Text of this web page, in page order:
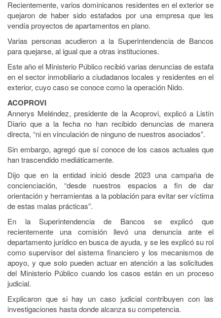
Recientemente, varios dominicanos residentes en el exterior se
quejaron de haber sido estafados por una empresa que les
vendía proyectos de apartamentos en plano.
Varias personas acudieron a la Superintendencia de Bancos
para quejarse, al igual que a otras instituciones.
Este año el Ministerio Público recibió varias denuncias de estafa
en el sector inmobiliario a ciudadanos locales y residentes en el
exterior, cuyo caso se conoce como la operación Nido.
ACOPROVI
Annerys Meléndez, presidente de la Acoprovi, explicó a Listín
Diario que a la fecha no han recibido denuncias de manera
directa, “ni en vinculación de ninguno de nuestros asociados”.
Sin embargo, agregó que sí conoce de los casos actuales que
han trascendido mediáticamente.
Dijo que en la entidad inició desde 2023 una campaña de
concienciación, “desde nuestros espacios a fin de dar
orientación y herramientas a la población para evitar ser víctima
de estas malas prácticas”.
En la Superintendencia de Bancos se explicó que
recientemente una comisión llevó una denuncia ante el
departamento jurídico en busca de ayuda, y se les explicó su rol
como supervisor del sistema financiero y los mecanismos de
apoyo, y que solo pueden actuar en atención a las solicitudes
del Ministerio Público cuando los casos están en un proceso
judicial.
Explicaron que si hay un caso judicial contribuyen con las
investigaciones hasta donde alcanza su competencia.